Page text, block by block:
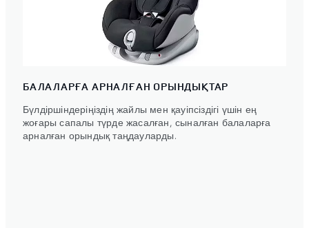
БАЛАЛАРҒА АРНАЛҒАН ОРЫНДЫҚТАР
Бүлдіршіндеріңіздің жайлы мен қауіпсіздігі үшін ең
жоғары сапалы түрде жасалған, сыналған балаларға
арналған орындық таңдауларды.